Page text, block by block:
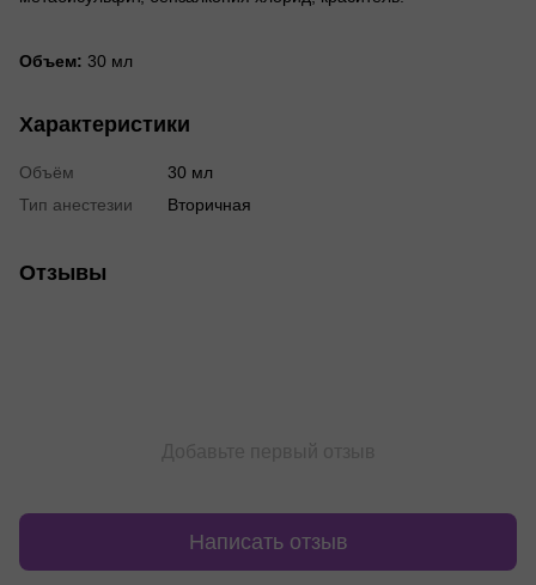
Объем: 30 мл
Характеристики
Объём
30 мл
Тип анестезии
Вторичная
Отзывы
Написать отзыв